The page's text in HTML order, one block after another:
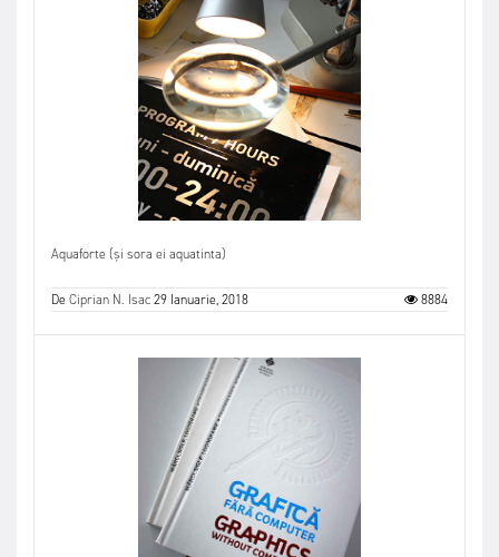
Aquaforte (și sora ei aquatinta)
DeCiprian N. Isac29 Ianuarie, 2018 8884